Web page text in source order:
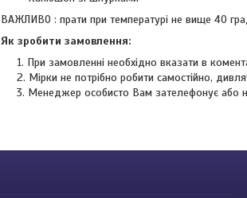
ВАЖЛИВО : прати при температурі не вище 40
Як зробити замовлення:
При замовленні необхідно вказати в
Мірки не потрібно робити самостійно,
Менеджер особисто Вам зателефонує або